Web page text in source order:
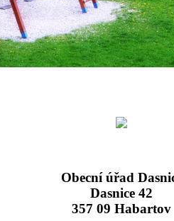
Obecní úřad
Dasnice 42
357 09 Habartov